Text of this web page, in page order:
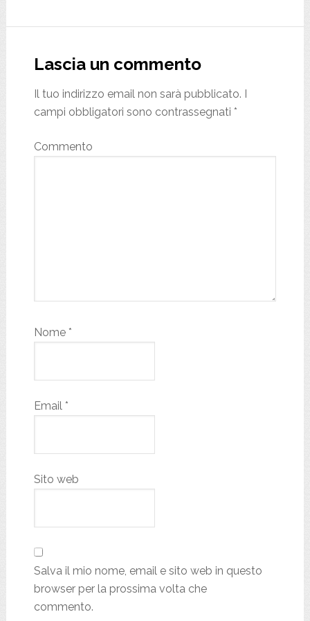
Interactions
Lascia un commento
Il tuo indirizzo email non sarà pubblicato. I
campi obbligatori sono contrassegnati *
Commento
Nome *
Email *
Sito web
Salva il mio nome, email e sito web in questo
browser per la prossima volta che
commento.